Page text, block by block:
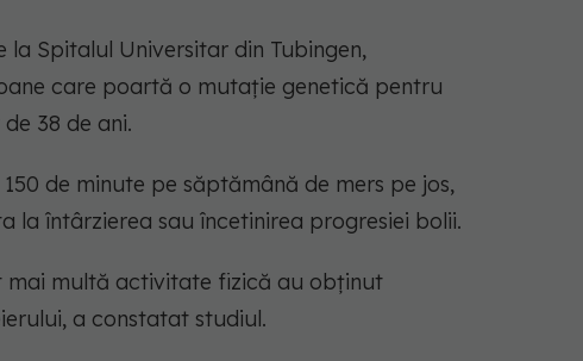
la Spitalul Universitar din Tubingen,
care poartă o mutație genetică pentru
38 de ani.
de minute pe săptămână de mers pe jos,
la întârzierea sau încetinirea progresiei bolii.
mai multă activitate fizică au obținut
a constatat studiul.